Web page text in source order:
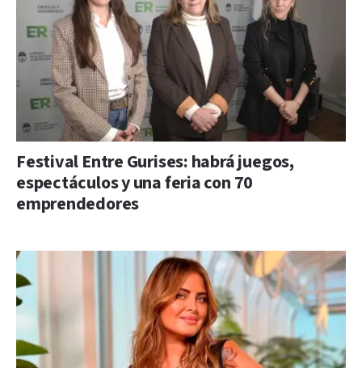
Festival Entre Gurises: habrá juegos,
espectáculos y una feria con 70
emprendedores